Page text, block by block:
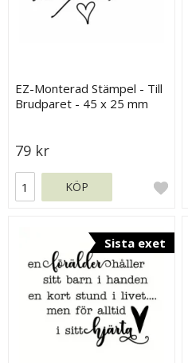
EZ-Monterad Stämpel - Till
Brudparet - 45 x 25 mm
79 kr
KÖP
Sista exet